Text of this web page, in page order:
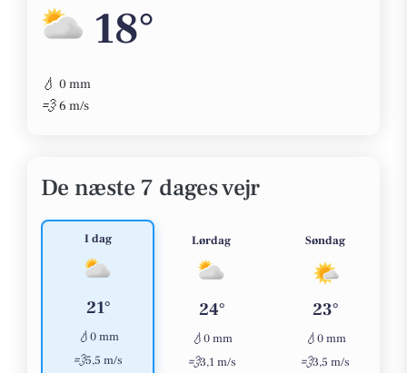
18°
💧 0 mm
💨 6 m/s
De næste 7 dages vejr
I dag
21°
💧0 mm
💨5,5 m/s
Lørdag
24°
💧0 mm
💨3,1 m/s
Søndag
23°
💧0 mm
💨3,5 m/s